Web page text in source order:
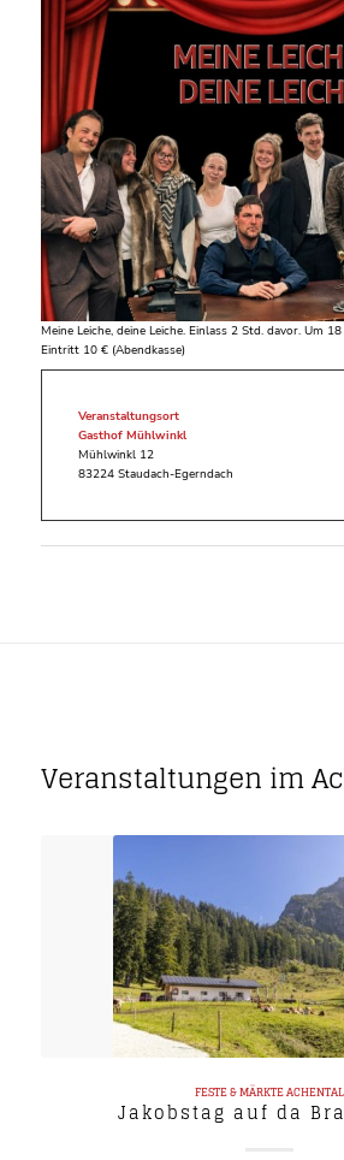
Meine Leiche, deine Leiche. Einlass 2 Std. davor. Um
Eintritt 10 € (Abendkasse)
Veranstaltungsort
Gasthof Mühlwinkl
Mühlwinkl 12
83224 Staudach-Egerndach
Veranstaltungen im
FESTE & MÄRKTEACHENTAL
Jakobstag auf da